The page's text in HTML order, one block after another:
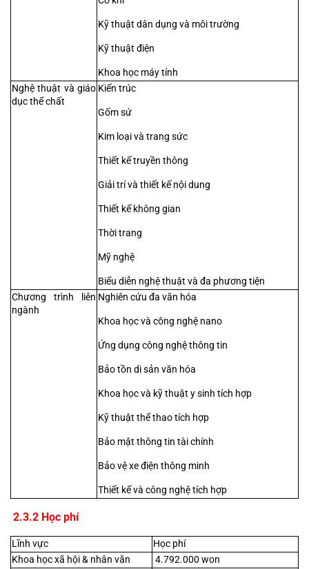
Kỹ thuật dân dụng và môi trường
Kỹ thuật điện
Khoa học máy tính
Nghệ thuật và giáo
dục thể chất
Kiến trúc
Gốm sứ
Kim loại và trang sức
Thiết kế truyền thông
Giải trí và thiết kế nội dung
Thiết kế không gian
Thời trang
Mỹ nghệ
Biểu diễn nghệ thuật và đa phương tiện
Chương trình liên
ngành
Nghiên cứu đa văn hóa
Khoa học và công nghệ nano
Ứng dụng công nghệ thông tin
Bảo tồn di sản văn hóa
Khoa học và kỹ thuật y sinh tích hợp
Kỹ thuật thể thao tích hợp
Bảo mật thông tin tài chính
Bảo vệ xe điện thông minh
Thiết kế và công nghệ tích hợp
2.3.2 Học phí
Lĩnh vực
Học phí
Khoa học xã hội & nhân văn
4.792.000 won